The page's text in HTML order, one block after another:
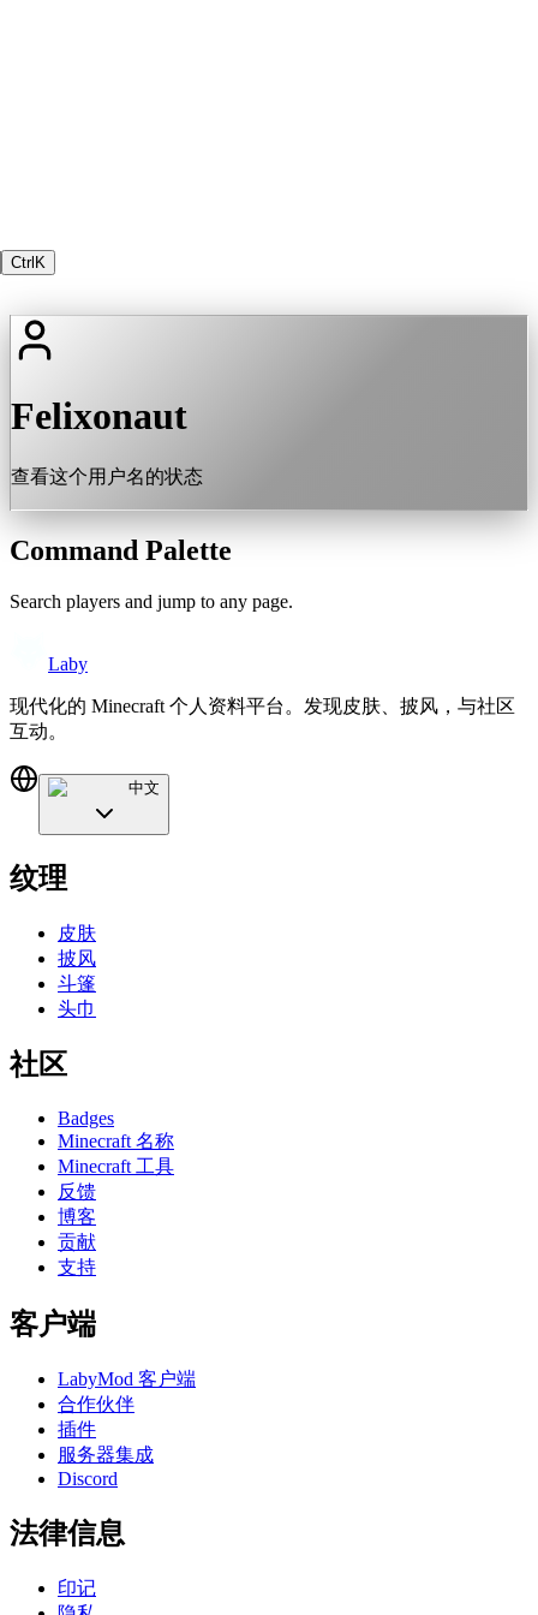
Ctrl K
Felixonaut
查看这个用户名的状态
Command Palette
Search players and jump to any page.
Laby
现代化的 Minecraft 个人资料平台。发现皮肤、披风，与社区
互动。
中文
纹理
皮肤
披风
斗篷
头巾
社区
Badges
Minecraft 名称
Minecraft 工具
反馈
博客
贡献
支持
客户端
LabyMod 客户端
合作伙伴
插件
服务器集成
Discord
法律信息
印记